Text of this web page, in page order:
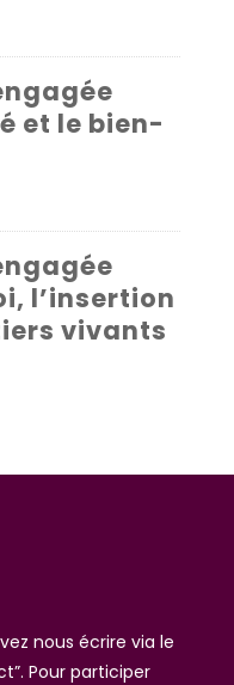
et le bien-
l’insertion
vivants
nous écrire via le
. Pour participer